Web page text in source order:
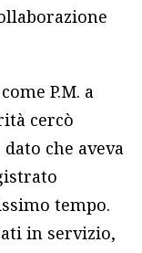
P.M. a
cercò
che aveva
tempo.
in servizio,